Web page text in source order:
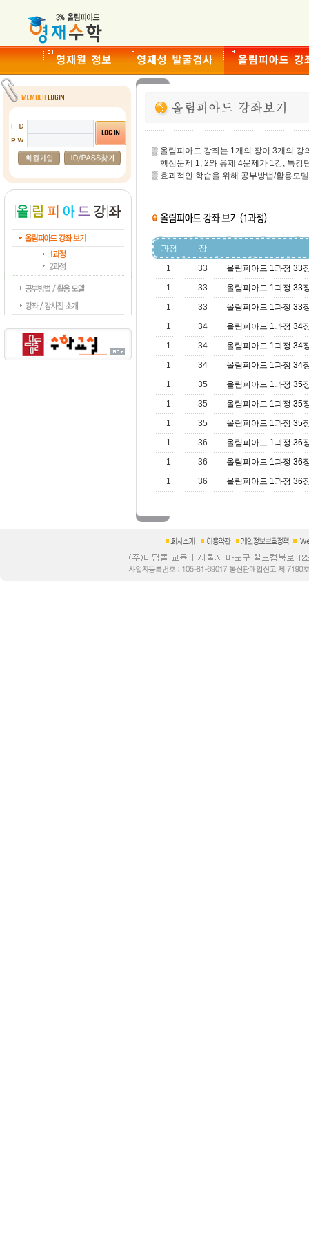
▒ 올림피아드 강좌는 1개의 장이 3개의 강
핵심문제 1, 2와 유제 4문제가 1강, 특강
▒ 효과적인 학습을 위해 공부방법/활용모
과정 장
1 33
올림피아드 1과정 33
1
33
올림피아드 1과정 33
1
33
올림피아드 1과정 33
1
34
올림피아드 1과정 34
1
34
올림피아드 1과정 34
1
34
올림피아드 1과정 34
1
35
올림피아드 1과정 35
1
35
올림피아드 1과정 35
1
35
올림피아드 1과정 35
1
36
올림피아드 1과정 36
1
36
올림피아드 1과정 36
1
36 올림피아드 1과정 36